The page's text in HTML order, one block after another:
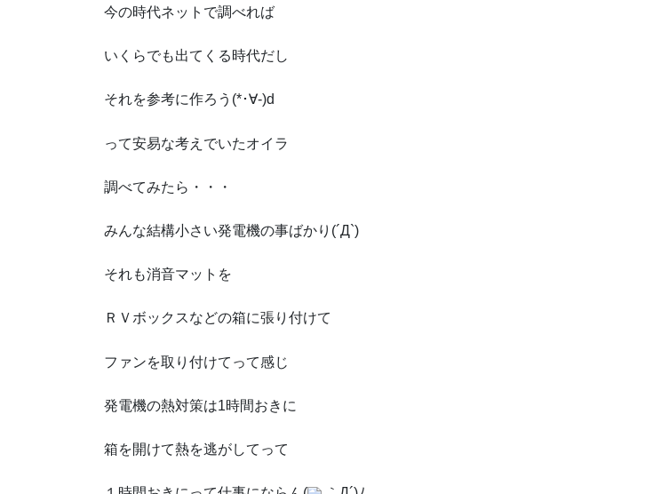
今の時代ネットで調べれば
いくらでも出てくる時代だし
それを参考に作ろう(*･∀-)d
って安易な考えでいたオイラ
調べてみたら・・・
みんな結構小さい発電機の事ばかり(´Д`)
それも消音マットを
ＲＶボックスなどの箱に張り付けて
ファンを取り付けてって感じ
発電機の熱対策は1時間おきに
箱を開けて熱を逃がしてって